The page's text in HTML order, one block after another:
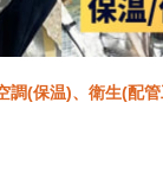
調(保温)、衛生(配